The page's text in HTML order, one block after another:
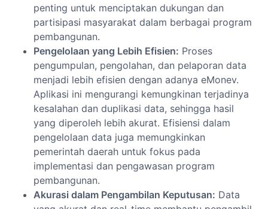
penting untuk menciptakan dukungan dan
partisipasi masyarakat dalam berbagai program
pembangunan.
Pengelolaan yang Lebih Efisien: Proses
pengumpulan, pengolahan, dan pelaporan data
menjadi lebih efisien dengan adanya eMonev.
Aplikasi ini mengurangi kemungkinan terjadinya
kesalahan dan duplikasi data, sehingga hasil
yang diperoleh lebih akurat. Efisiensi dalam
pengelolaan data juga memungkinkan
pemerintah daerah untuk fokus pada
implementasi dan pengawasan program
pembangunan.
Akurasi dalam Pengambilan Keputusan: Data